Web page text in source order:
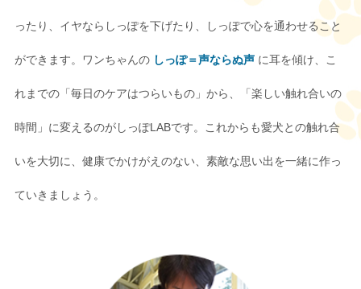
ったり、イヤならしっぽを下げたり、しっぽで心を通わせること
ができます。ワンちゃんのしっぽ＝声ならぬ声 に耳を傾け、こ
れまでの「毎日のケアはつらいもの」から、「楽しい触れ合いの
時間」に変えるのがしっぽLABです。これからも愛犬との触れ合
いを大切に、健康でかけがえのない、素敵な思い出を一緒に作っ
ていきましょう。